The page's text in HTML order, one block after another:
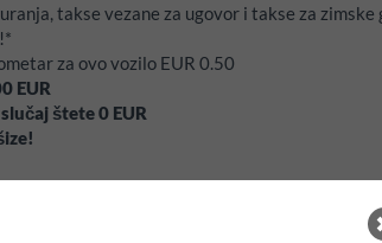
takse vezane za ugovor i takse za zimske
za ovo vozilo EUR 0.50
EUR
štete0 EUR
kao navigacija, sigurnosne sjedalice za
istih se mogu unaprijed rezervirati ukoliko